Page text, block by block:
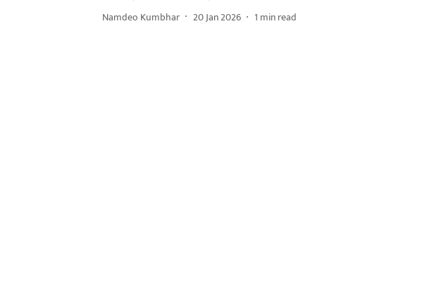
Namdeo Kumbhar 20 Jan 2026 1 min read